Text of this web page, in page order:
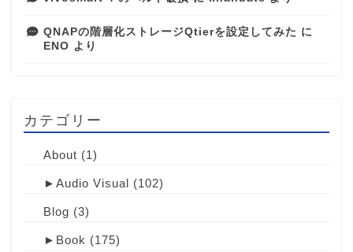
QNAPの階層化ストレージQtierを設定してみた に
ENO より
カテゴリー
About (1)
► Audio Visual (102)
Blog (3)
► Book (175)